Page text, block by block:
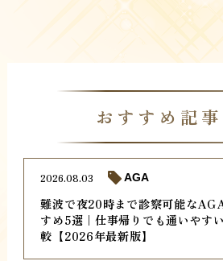
おすすめ記
難波で夜20時まで診察可能な
すめ5選｜仕事帰りでも通いやす
較【2026年最新版】
2026.08.03 AGA